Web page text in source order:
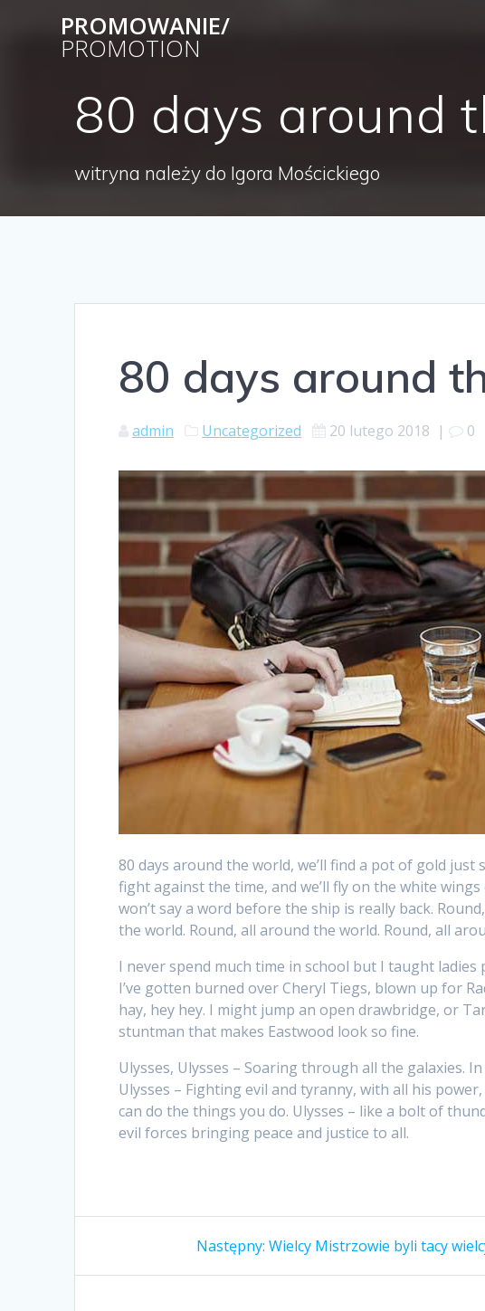
PROMOWANIE/
PROMOTION
80 days around
witryna należy do Igora Mościckiego
80 days around
admin Uncategorized 20 lutego 2018 | 0
80 days around the world, we’ll find a pot of gold just
fight against the time, and we’ll fly on the white
won’t say a word before the ship is really back.
the world. Round, all around the world. Round, all
I never spend much time in school but I taught
I’ve gotten burned over Cheryl Tiegs, blown up for
hay, hey hey. I might jump an open drawbridge, or
stuntman that makes Eastwood look so fine.
Ulysses, Ulysses – Soaring through all the galaxies.
Ulysses – Fighting evil and tyranny, with all his
can do the things you do. Ulysses – like a bolt of
evil forces bringing peace and justice to all.
Nawigacja
wpisu
Następny: Następny
Wielcy Mistrzowie byli tacy